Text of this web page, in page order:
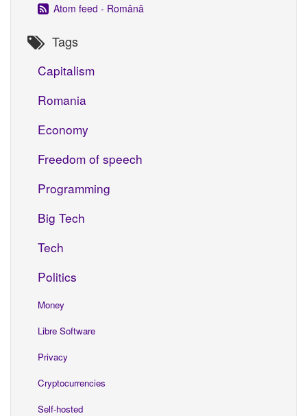
Atom feed - Română
Tags
Capitalism
Romania
Economy
Freedom of speech
Programming
Big Tech
Tech
Politics
Money
Libre Software
Privacy
Cryptocurrencies
Self-hosted